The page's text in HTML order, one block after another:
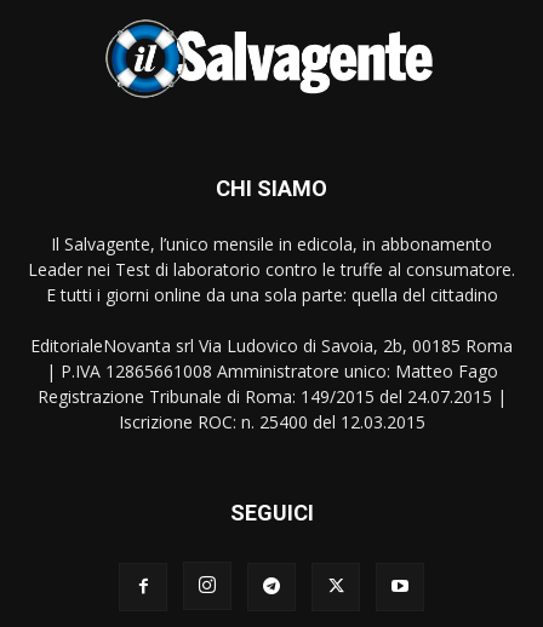
CHI SIAMO
Il Salvagente, l’unico mensile in edicola, in abbonamento
Leader nei Test di laboratorio contro le truffe al consumatore.
E tutti i giorni online da una sola parte: quella del cittadino
EditorialeNovanta srl Via Ludovico di Savoia, 2b, 00185 Roma
| P.IVA 12865661008 Amministratore unico: Matteo Fago
Registrazione Tribunale di Roma: 149/2015 del 24.07.2015 |
Iscrizione ROC: n. 25400 del 12.03.2015
SEGUICI